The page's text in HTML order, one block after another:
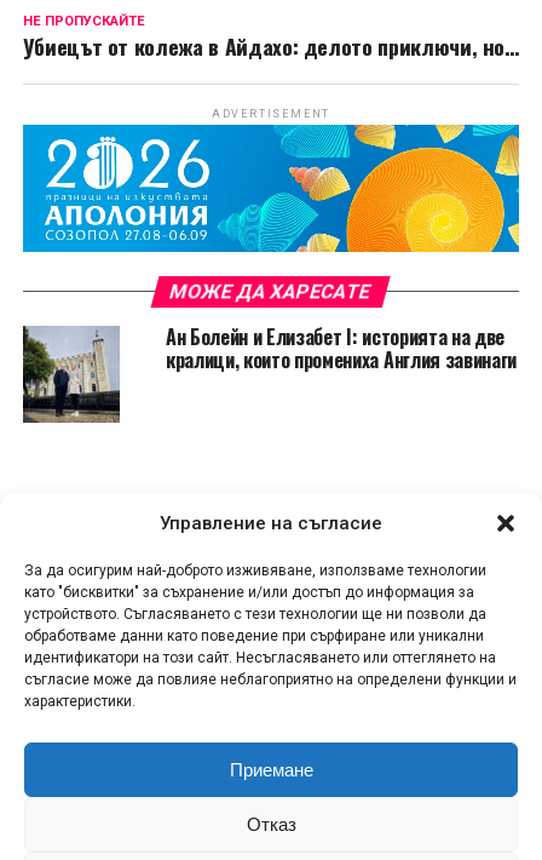
Управление на съгласие
За да осигурим най-доброто изживяване, използваме технологии
като "бисквитки" за съхранение и/или достъп до информация за
устройството. Съгласяването с тези технологии ще ни позволи да
обработваме данни като поведение при сърфиране или уникални
идентификатори на този сайт. Несъгласяването или оттеглянето на
съгласие може да повлияе неблагоприятно на определени функции и
характеристики.
Приемане
Отказ
НЕ ПРОПУСКАЙТЕ
Убиецът от колежа в Айдахо: делото приключи, но…
ADVERTISEMENT
МОЖЕ ДА ХАРЕСАТЕ
Ан Болейн и Елизабет I: историята на две
кралици, които промениха Англия завинаги
КОНТАКТИ СПОДЕЛИ НОВИНА!
ЗА НАС
ПОЛИТИКА ЗА БИСКВИТКИ (ЕС)